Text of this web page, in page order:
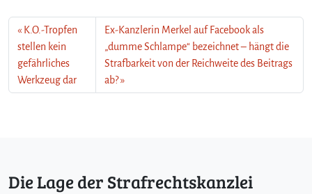
K.O.-Tropfen
stellen kein
gefährliches
Werkzeug dar
Ex-Kanzlerin Merkel auf Facebook als
„dumme Schlampe“ bezeichnet – hängt die
Strafbarkeit von der Reichweite des Beitrags
ab?
Die Lage der Strafrechtskanzlei